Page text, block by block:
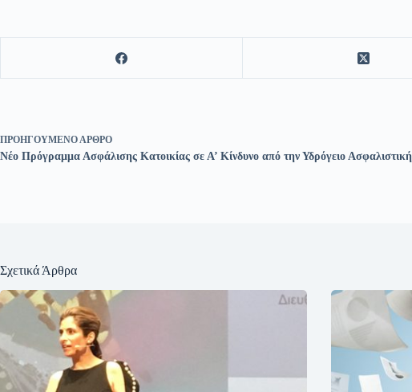
ΠΡΟΗΓΟΎΜΕΝΟ ΆΡΘΡΟ
Νέο Πρόγραμμα Ασφάλισης Κατοικίας σε Α’ Κίνδυνο από την Υδρόγειο Ασφαλιστική
Σχετικά Άρθρα